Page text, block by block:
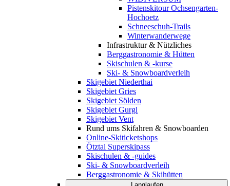
Pistenskitour Ochsengarten-
Hochoetz
Schneeschuh-Trails
Winterwanderwege
Infrastruktur & Nützliches
Berggastronomie & Hütten
Skischulen & -kurse
Ski- & Snowboardverleih
Skigebiet Niederthai
Skigebiet Gries
Skigebiet Sölden
Skigebiet Gurgl
Skigebiet Vent
Rund ums Skifahren & Snowboarden
Online-Skiticketshops
Ötztal Superskipass
Skischulen & -guides
Ski- & Snowboardverleih
Berggastronomie & Skihütten